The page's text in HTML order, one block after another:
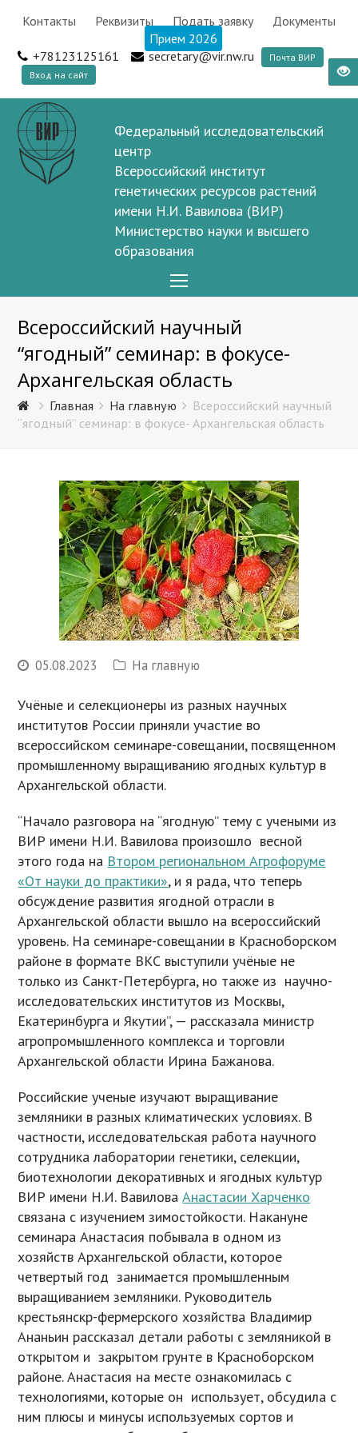
Контакты Реквизиты Подать заявку
Документы
Прием 2026
+78123125161
secretary@vir.nw.ru
Почта ВИР
Вход на сайт
Федеральный исследовательский
центр
Всероссийский институт
генетических ресурсов растений
имени Н.И. Вавилова (ВИР)
Министерство науки и высшего
образования
Menu
Всероссийский научный
“ягодный” семинар: в фокусе-
Архангельская область
Главная На главную
Всероссийский научный
“ягодный” семинар: в фокусе- Архангельская область
05.08.2023 На главную
Учёные и селекционеры из разных научных
институтов России приняли участие во
всероссийском семинаре-совещании, посвященном
промышленному выращиванию ягодных культур в
Архангельской области.
“Начало разговора на “ягодную” тему с учеными из
ВИР имени Н.И. Вавилова произошло весной
этого года на Втором региональном Агрофоруме
«От науки до практики», и я рада, что теперь
обсуждение развития ягодной отрасли в
Архангельской области вышло на всероссийский
уровень. На семинаре-совещании в Красноборском
районе в формате ВКС выступили учёные не
только из Санкт-Петербурга, но также из научно-
исследовательских институтов из Москвы,
Екатеринбурга и Якутии”, — рассказала министр
агропромышленного комплекса и торговли
Архангельской области Ирина Бажанова.
Российские ученые изучают выращивание
земляники в разных климатических условиях. В
частности, исследовательская работа научного
сотрудника лаборатории генетики, селекции,
биотехнологии декоративных и ягодных культур
ВИР имени Н.И. ВавиловаАнастасии Харченко
связана с изучением зимостойкости. Накануне
семинара Анастасия побывала в одном из
хозяйств Архангельской области, которое
четвертый год занимается промышленным
выращиванием земляники. Руководитель
крестьянскр-фермерского хозяйства Владимир
Ананьин рассказал детали работы с земляникой в
открытом и закрытом грунте в Красноборском
районе. Анастасия на месте ознакомилась с
технологиями, которые он использует, обсудила с
ним плюсы и минусы используемых сортов и